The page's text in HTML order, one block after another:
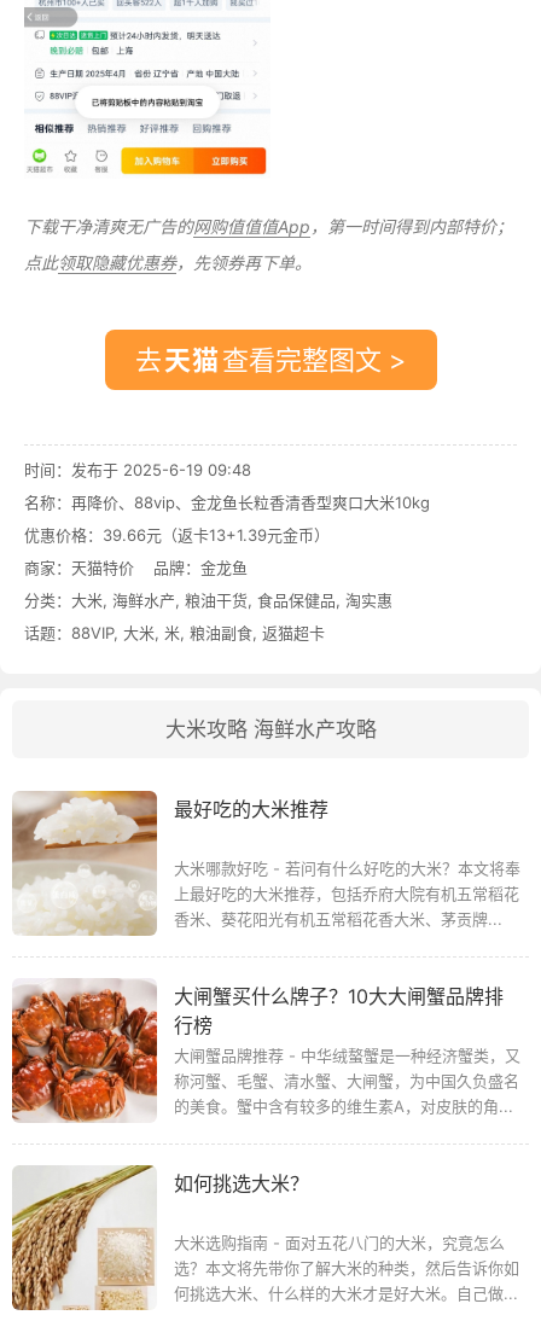
下载干净清爽无广告的网购值值值App ，第一时间得到内部特价；
点此领取隐藏优惠券，先领券再下单。
去 查看完整图文 >
时间：发布于 2025-6-19 09:48
名称： 再降价、88vip、金龙鱼长粒香清香型爽口大米10kg
优惠价格： 39.66元（返卡13+1.39元金币）
商家： 天猫特价 品牌： 金龙鱼
分类： 大米, 海鲜水产, 粮油干货, 食品保健品, 淘实惠
话题： 88VIP, 大米, 米, 粮油副食, 返猫超卡
大米攻略 海鲜水产攻略
最好吃的大米推荐
大米哪款好吃 - 若问有什么好吃的大米？本文将奉
上最好吃的大米推荐，包括乔府大院有机五常稻花
香米、葵花阳光有机五常稻花香大米、茅贡牌...
大闸蟹买什么牌子？10大大闸蟹品牌排
行榜
大闸蟹品牌推荐 - 中华绒螯蟹是一种经济蟹类，又
称河蟹、毛蟹、清水蟹、大闸蟹，为中国久负盛名
的美食。蟹中含有较多的维生素A，对皮肤的角...
如何挑选大米？
大米选购指南 - 面对五花八门的大米，究竟怎么
选？本文将先带你了解大米的种类，然后告诉你如
何挑选大米、什么样的大米才是好大米。自己做...